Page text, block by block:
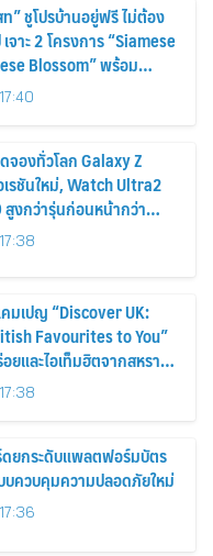
” ชูโปรบ้านอยู่ฟรี ไม่ต้อง
าะ 2 โครงการ “Siamese
Blossom” พร้อม
พิเศษถึง 31 สิงหาคม
จองทั่วโลก Galaxy Z
เรชันใหม่, Watch Ultra2
สูงกว่ารุ่นก่อนหน้ากว่า
มเปญ “Discover UK:
Favourites to You”
และไอเท็มฮิตจากสหราช
รงถึงมือตั้งแต่วันนี้ – 18
ดยกระดับแพลตฟอร์มบัตร
บควบคุมความปลอดภัยใหม่